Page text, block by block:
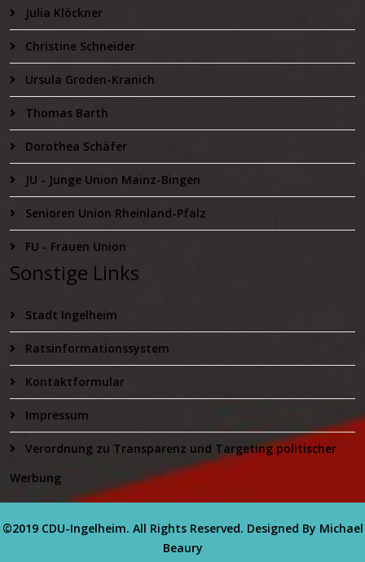
Julia Klöckner
Christine Schneider
Ursula Groden-Kranich
Thomas Barth
Dorothea Schäfer
JU - Junge Union Mainz-Bingen
Senioren Union Rheinland-Pfalz
FU - Frauen Union
Sonstige Links
Stadt Ingelheim
Ratsinformationssystem
Kontaktformular
Impressum
Verordnung zu Transparenz und Targeting politischer
Werbung
©2019 CDU-Ingelheim. All Rights Reserved. Designed By Michael
Beaury